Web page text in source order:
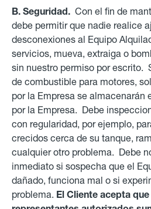
B. Seguridad. Con el fin de
debe permitir que nadie realice
desconexiones al Equipo
servicios, mueva, extraiga o
sin nuestro permiso por escrito.
de combustible para motores,
por la Empresa se almacenarán
por la Empresa. Debe
con regularidad, por ejemplo,
crecidos cerca de su tanque,
cualquier otro problema. Debe
inmediato si sospecha que el
dañado, funciona mal o si
problema. El Cliente acepta